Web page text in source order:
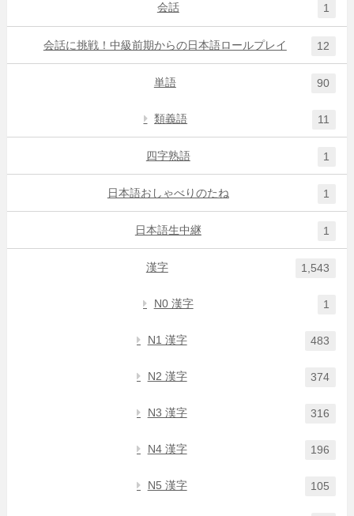
会話 1
会話に挑戦！中級前期からの日本語ロールプレイ 12
単語 90
類義語 11
四字熟語 1
日本語おしゃべりのたね 1
日本語生中継 1
漢字 1,543
N0 漢字 1
N1 漢字 483
N2 漢字 374
N3 漢字 316
N4 漢字 196
N5 漢字 105